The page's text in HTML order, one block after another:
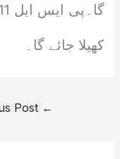
کھیلا جائے گا۔
←